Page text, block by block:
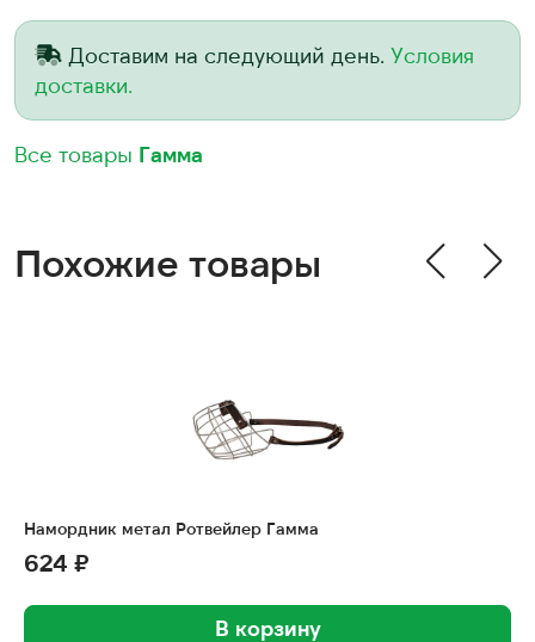
Доставим на следующий день. Условия
доставки.
Все товары Гамма
Похожие товары
Намордник метал Ротвейлер Гамма
624 ₽
В корзину